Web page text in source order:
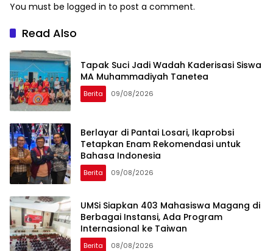
You must be logged in to post a comment.
Read Also
Tapak Suci Jadi Wadah Kaderisasi Siswa
MA Muhammadiyah Tanetea
Berita 09/08/2026
Berlayar di Pantai Losari, Ikaprobsi
Tetapkan Enam Rekomendasi untuk
Bahasa Indonesia
Berita 09/08/2026
UMSi Siapkan 403 Mahasiswa Magang di
Berbagai Instansi, Ada Program
Internasional ke Taiwan
Berita 08/08/2026